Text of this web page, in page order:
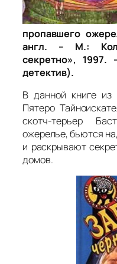
пропавшего
англ. – М.:
секретно»,
детектив).
В данной книге из
Пятеро
скотч-терьер
ожерелье, бьются
и раскрывают
домов.